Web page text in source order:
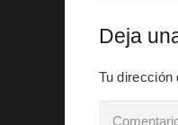
Deja
Tu dirección